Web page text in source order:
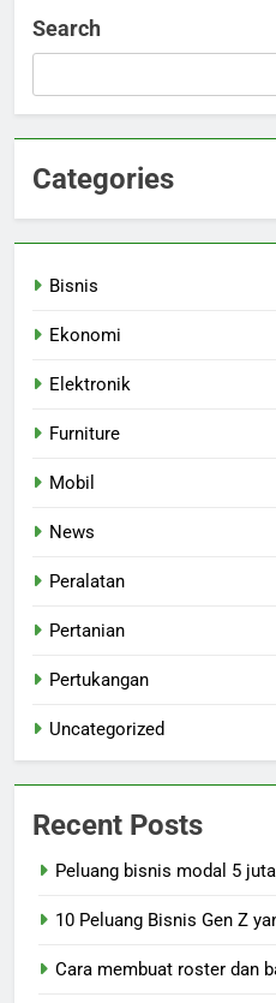
Search
Categories
Bisnis
Ekonomi
Elektronik
Furniture
Mobil
News
Peralatan
Pertanian
Pertukangan
Uncategorized
Recent Posts
Peluang bisnis modal 5
10 Peluang Bisnis Gen Z
Cara membuat roster dan